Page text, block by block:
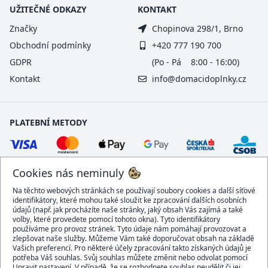
Cookies nás neminuly
Na těchto webových stránkách se používají soubory cookies a další síťové
identifikátory, které mohou také sloužit ke zpracování dalších osobních
údajů (např. jak procházíte naše stránky, jaký obsah Vás zajímá a také
volby, které provedete pomocí tohoto okna). Tyto identifikátory
používáme pro provoz stránek. Tyto údaje nám pomáhají provozovat a
zlepšovat naše služby. Můžeme Vám také doporučovat obsah na základě
Vašich preferencí. Pro některé účely zpracování takto získaných údajů je
potřeba Váš souhlas. Svůj souhlas můžete změnit nebo odvolat pomocí
UŽITEČNÉ ODKAZY
Značky
Obchodní podmínky
GDPR
Kontakt
KONTAKT
Chopinova 298/1, Brno
+420 777 190 700
(Po - Pá 8:00 - 16:00)
info@domacidoplnky.cz
PLATEBNÍ METODY
DOPRAVCI